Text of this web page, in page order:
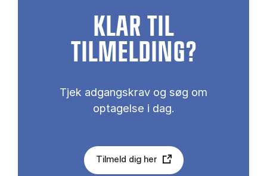
KLAR TIL
TILMELDING?
Tjek adgangskrav og søg om
optagelse i dag.
Tilmeld dig her